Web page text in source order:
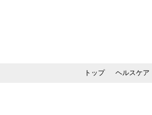
トップ ヘルスケア